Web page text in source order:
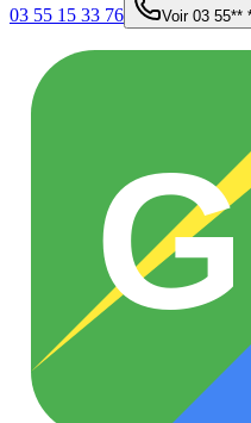
03 55 15 33 76
Voir 03 55**
G